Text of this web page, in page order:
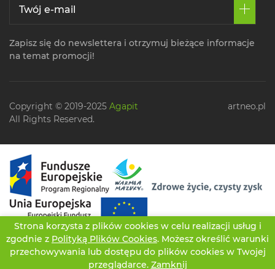
Strona korzysta z plików cookies w celu realizacji usług i
zgodnie z Polityką Plików Cookies. Możesz określić warunki
przechowywania lub dostępu do plików cookies w Twojej
przeglądarce. Zamknij
Zapisz się do newslettera i otrzymuj bieżące informacje
na temat promocji!
Copyright © 2019-2025 Agapit
All Rights Reserved.
artneo.pl